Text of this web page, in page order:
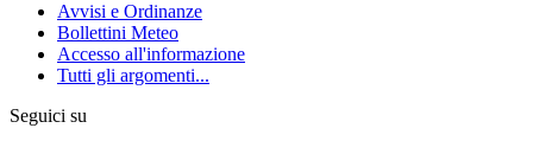
Avvisi e Ordinanze
Bollettini Meteo
Accesso all'informazione
Tutti gli argomenti...
Seguici su